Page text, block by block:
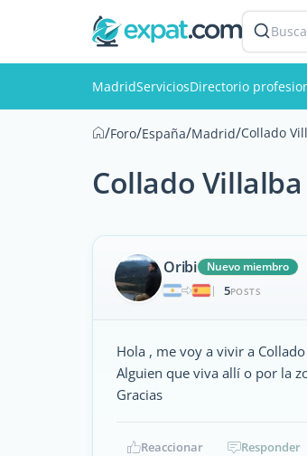
MadridServiciosDirectorio
/Foro/España/Madrid/Collado
Collado Villalba
Oribi
Nuevo miembro
|
5POSTS
Hola , me voy a vivir a
Alguien que viva allí o por la
Gracias
Reaccionar Responder